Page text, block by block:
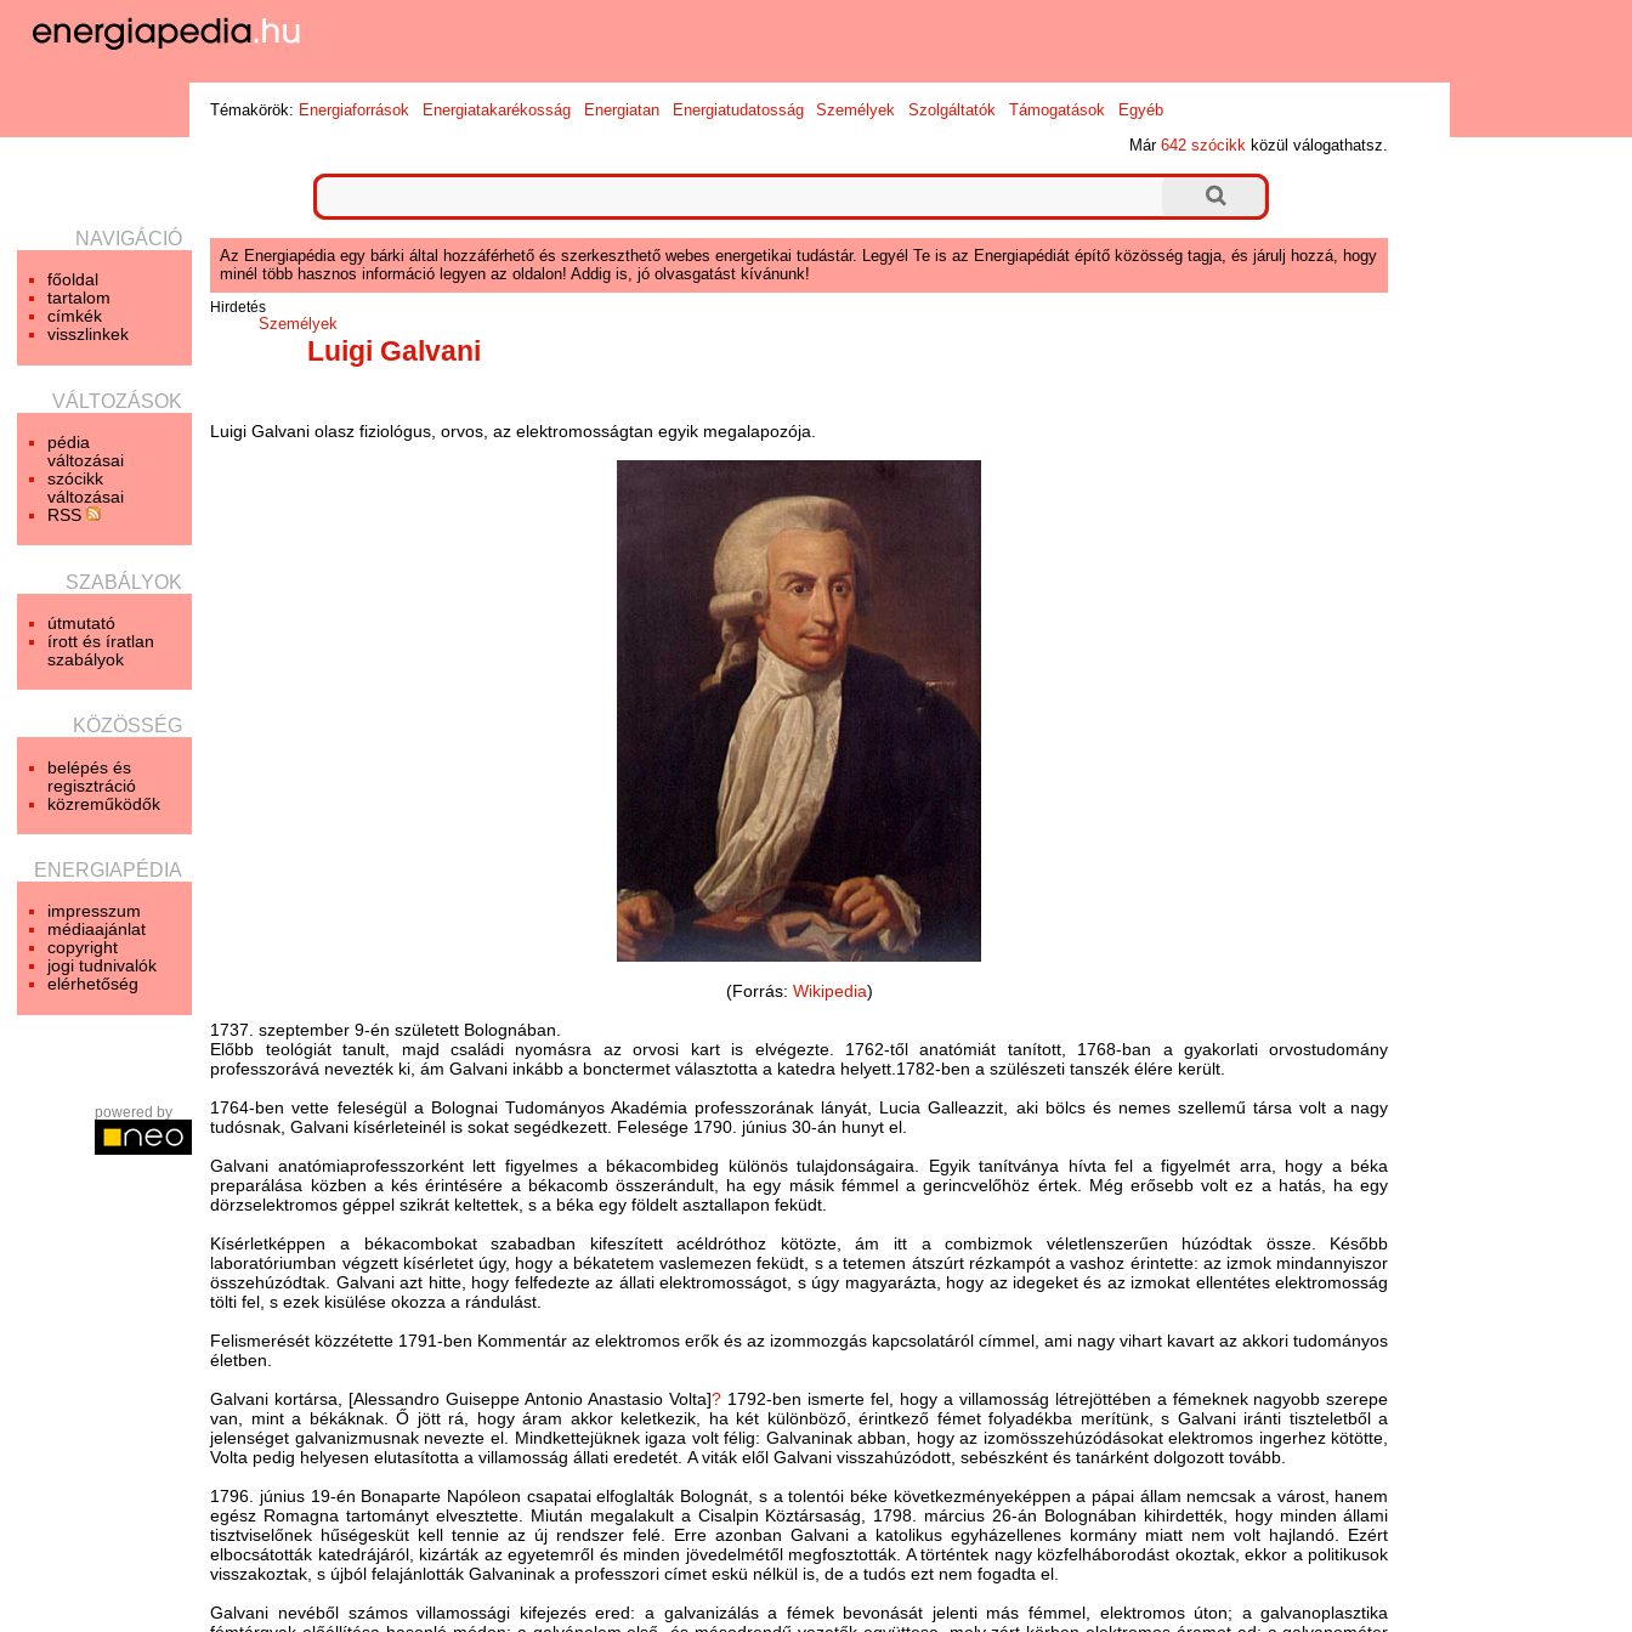
NAVIGÁCIÓ
főoldal
tartalom
címkék
visszlinkek
VÁLTOZÁSOK
pédia
változásai
szócikk
változásai
RSS
SZABÁLYOK
útmutató
írott és íratlan
szabályok
KÖZÖSSÉG
belépés és
regisztráció
közreműködők
ENERGIAPÉDIA
impresszum
médiaajánlat
copyright
jogi tudnivalók
elérhetőség
powered by
Témakörök: Energiaforrások Energiatakarékosság Energiatan Energiatudatosság Személyek Szolgáltatók Támogatások
Egyéb
Már642 szócikk közül válogathatsz.
Az Energiapédia egy bárki által hozzáférhető és szerkeszthető webes energetikai tudástár. Legyél Te is az Energiapédiát építő közösség tagja, és járulj hozzá, hogy
minél több hasznos információ legyen az oldalon! Addig is, jó olvasgatást kívánunk!
Hirdetés
Személyek
Luigi Galvani
Luigi Galvani olasz fiziológus, orvos, az elektromosságtan egyik megalapozója.
(Forrás: Wikipedia)
1737. szeptember 9-én született Bolognában.
Előbb teológiát tanult, majd családi nyomásra az orvosi kart is elvégezte. 1762-től anatómiát tanított, 1768-ban a gyakorlati orvostudomány
professzorává nevezték ki, ám Galvani inkább a bonctermet választotta a katedra helyett.1782-ben a szülészeti tanszék élére került.
1764-ben vette feleségül a Bolognai Tudományos Akadémia professzorának lányát, Lucia Galleazzit, aki bölcs és nemes szellemű társa volt a nagy
tudósnak, Galvani kísérleteinél is sokat segédkezett. Felesége 1790. június 30-án hunyt el.
Galvani anatómiaprofesszorként lett figyelmes a békacombideg különös tulajdonságaira. Egyik tanítványa hívta fel a figyelmét arra, hogy a béka
preparálása közben a kés érintésére a békacomb összerándult, ha egy másik fémmel a gerincvelőhöz értek. Még erősebb volt ez a hatás, ha egy
dörzselektromos géppel szikrát keltettek, s a béka egy földelt asztallapon feküdt.
Kísérletképpen a békacombokat szabadban kifeszített acéldróthoz kötözte, ám itt a combizmok véletlenszerűen húzódtak össze. Később
laboratóriumban végzett kísérletet úgy, hogy a békatetem vaslemezen feküdt, s a tetemen átszúrt rézkampót a vashoz érintette: az izmok mindannyiszor
összehúzódtak. Galvani azt hitte, hogy felfedezte az állati elektromosságot, s úgy magyarázta, hogy az idegeket és az izmokat ellentétes elektromosság
tölti fel, s ezek kisülése okozza a rándulást.
Felismerését közzétette 1791-ben Kommentár az elektromos erők és az izommozgás kapcsolatáról címmel, ami nagy vihart kavart az akkori tudományos
életben.
Galvani kortársa, [Alessandro Guiseppe Antonio Anastasio Volta]? 1792-ben ismerte fel, hogy a villamosság létrejöttében a fémeknek nagyobb szerepe
van, mint a békáknak. Ő jött rá, hogy áram akkor keletkezik, ha két különböző, érintkező fémet folyadékba merítünk, s Galvani iránti tiszteletből a
jelenséget galvanizmusnak nevezte el. Mindkettejüknek igaza volt félig: Galvaninak abban, hogy az izomösszehúzódásokat elektromos ingerhez kötötte,
Volta pedig helyesen elutasította a villamosság állati eredetét. A viták elől Galvani visszahúzódott, sebészként és tanárként dolgozott tovább.
1796. június 19-én Bonaparte Napóleon csapatai elfoglalták Bolognát, s a tolentói béke következményeképpen a pápai állam nemcsak a várost, hanem
egész Romagna tartományt elvesztette. Miután megalakult a Cisalpin Köztársaság, 1798. március 26-án Bolognában kihirdették, hogy minden állami
tisztviselőnek hűségesküt kell tennie az új rendszer felé. Erre azonban Galvani a katolikus egyházellenes kormány miatt nem volt hajlandó. Ezért
elbocsátották katedrájáról, kizárták az egyetemről és minden jövedelmétől megfosztották. A történtek nagy közfelháborodást okoztak, ekkor a politikusok
visszakoztak, s újból felajánlották Galvaninak a professzori címet eskü nélkül is, de a tudós ezt nem fogadta el.
Galvani nevéből számos villamossági kifejezés ered: a galvanizálás a fémek bevonását jelenti más fémmel, elektromos úton; a galvanoplasztika